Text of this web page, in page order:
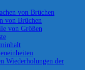
von Brüchen
von Brüchen
von Größen
Wiederholungen der